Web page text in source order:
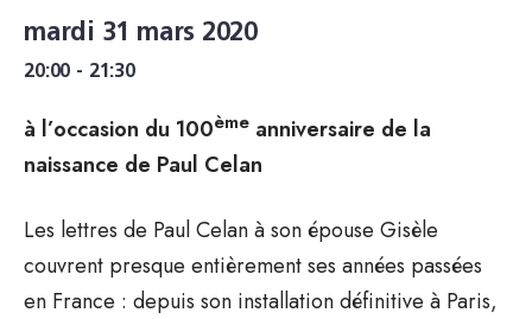
mardi 31 mars 2020
20:00 - 21:30
à l’occasion du 100ème anniversaire de la
naissance de Paul Celan
Les lettres de Paul Celan à son épouse Gisèle
couvrent presque entièrement ses années passées
en France : depuis son installation définitive à Paris,